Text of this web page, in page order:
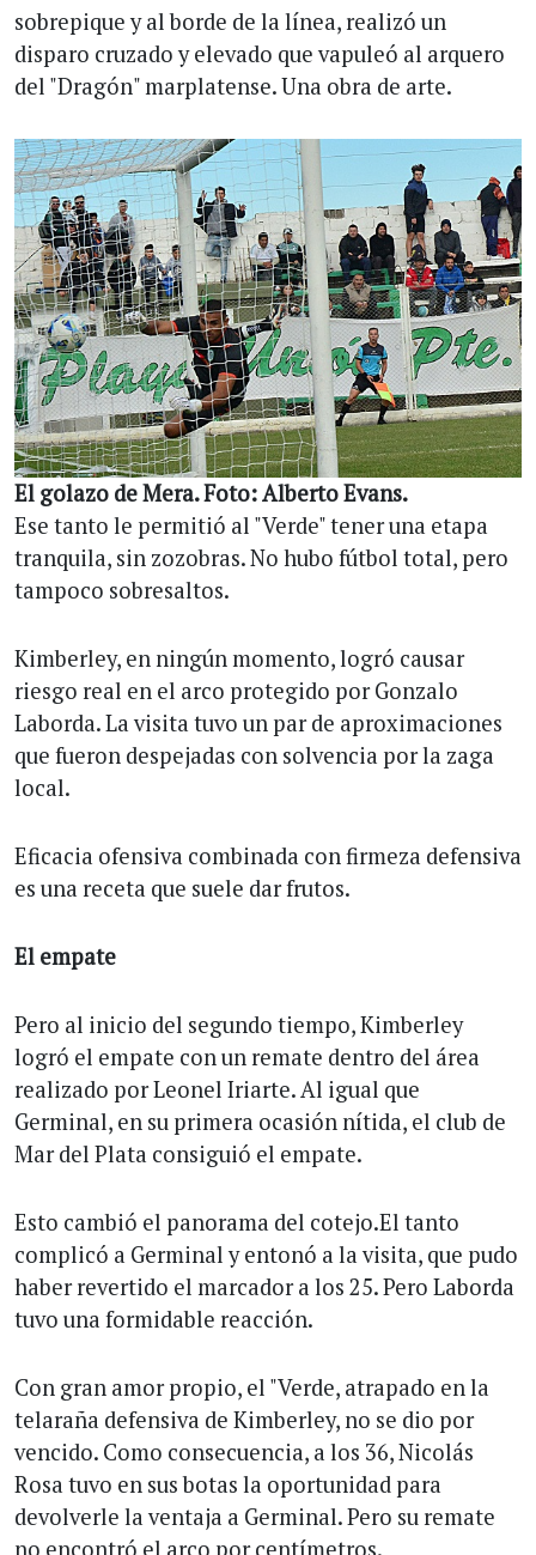
sobrepique y al borde de la línea, realizó un
disparo cruzado y elevado que vapuleó al arquero
del "Dragón" marplatense. Una obra de arte.
El golazo de Mera. Foto: Alberto Evans.
Ese tanto le permitió al "Verde" tener una etapa
tranquila, sin zozobras. No hubo fútbol total, pero
tampoco sobresaltos.
Kimberley, en ningún momento, logró causar
riesgo real en el arco protegido por Gonzalo
Laborda. La visita tuvo un par de aproximaciones
que fueron despejadas con solvencia por la zaga
local.
Eficacia ofensiva combinada con firmeza defensiva
es una receta que suele dar frutos.
El empate
Pero al inicio del segundo tiempo, Kimberley
logró el empate con un remate dentro del área
realizado por Leonel Iriarte. Al igual que
Germinal, en su primera ocasión nítida, el club de
Mar del Plata consiguió el empate.
Esto cambió el panorama del cotejo.El tanto
complicó a Germinal y entonó a la visita, que pudo
haber revertido el marcador a los 25. Pero Laborda
tuvo una formidable reacción.
Con gran amor propio, el "Verde, atrapado en la
telaraña defensiva de Kimberley, no se dio por
vencido. Como consecuencia, a los 36, Nicolás
Rosa tuvo en sus botas la oportunidad para
devolverle la ventaja a Germinal. Pero su remate